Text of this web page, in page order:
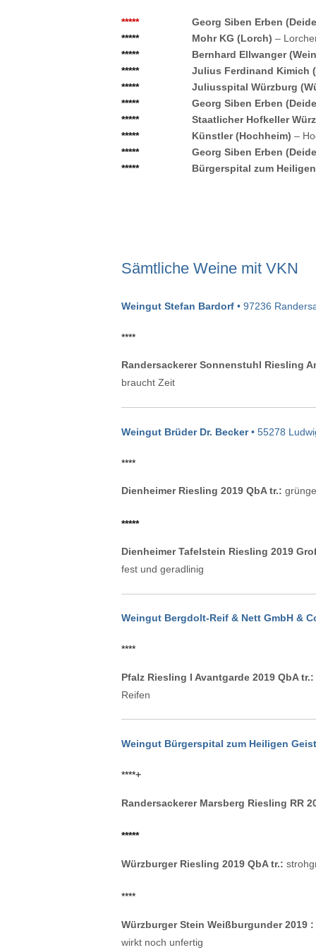
*****
Georg Siben Erben
*****
Mohr KG (Lorch) –
*****
Bernhard Ellwanger
*****
Julius Ferdinand Kimich
*****
Juliusspital Würzburg
*****
Georg Siben Erben
*****
Staatlicher Hofkeller
*****
Künstler (Hochheim) –
*****
Georg Siben Erben
*****
Bürgerspital zum
Sämtliche Weine mit VKN
Weingut Stefan Bardorf • 97236
****
Randersackerer Sonnenstuhl Riesling
braucht Zeit
Weingut Brüder Dr. Becker• 55278
****
Dienheimer Riesling 2019 QbA tr.:
*****
Dienheimer Tafelstein Riesling 2019
fest und geradlinig
Weingut Bergdolt-Reif & Nett GmbH &
****
Pfalz Riesling I Avantgarde 2019 QbA tr.:
Reifen
Weingut Bürgerspital zum Heiligen Geist
****+
Randersackerer Marsberg Riesling RR
*****
Würzburger Riesling 2019 QbA tr.:
****
Würzburger Stein Weißburgunder 2019 :
wirkt noch unfertig